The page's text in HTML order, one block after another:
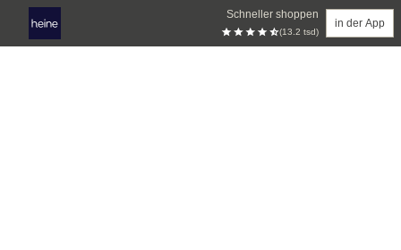
Schneller shoppen
(13.2 tsd)
in der App